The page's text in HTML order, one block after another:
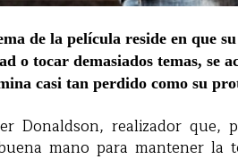
de la película reside en que
o tocar demasiados temas, se
casi tan perdido como su
Donaldson, realizador
mano para mantener la